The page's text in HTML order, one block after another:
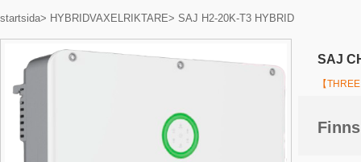
startsida> HYBRIDVAXELRIKTARE> SAJ H2-20K-T3 HYBRID
SAJ
【